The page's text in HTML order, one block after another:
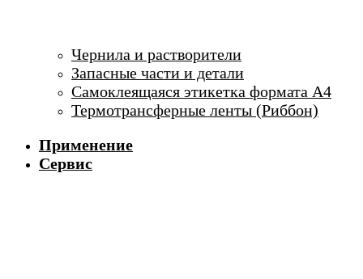
Чернила и растворители
Запасные части и детали
Самоклеящаяся этикетка формата А4
Термотрансферные ленты (Риббон)
Применение
Сервис